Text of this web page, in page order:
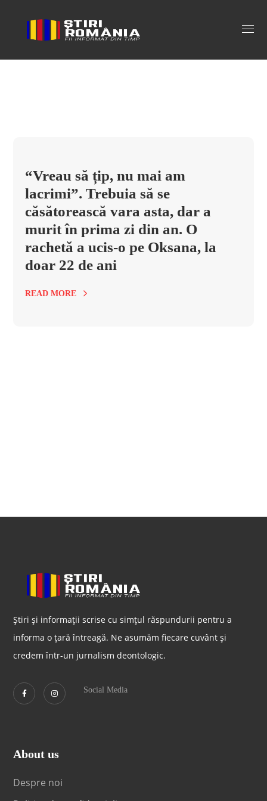
oksana Tag
“Vreau să țip, nu mai am
lacrimi”. Trebuia să se
căsătorească vara asta, dar a
murit în prima zi din an. O
rachetă a ucis-o pe Oksana, la
doar 22 de ani
READ MORE
Știri și informații scrise cu simțul răspundurii pentru a
informa o țară întreagă. Ne asumăm fiecare cuvânt și
credem într-un jurnalism deontologic.
Social Media
About us
Despre noi